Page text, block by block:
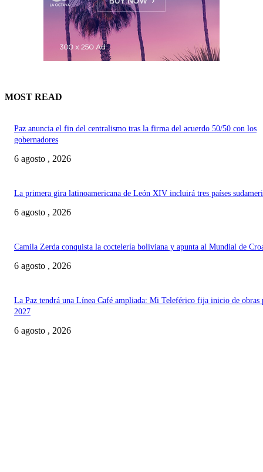
MOST READ
Paz anuncia el fin del centralismo tras la firma del acuerdo 50/50 con los
gobernadores
6 agosto , 2026
La primera gira latinoamericana de León XIV incluirá tres países
6 agosto , 2026
Camila Zerda conquista la coctelería boliviana y apunta al Mundial de
6 agosto , 2026
La Paz tendrá una Línea Café ampliada: Mi Teleférico fija inicio de obras
2027
6 agosto , 2026